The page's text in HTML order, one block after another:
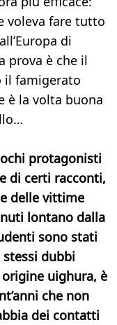
voleva fare tutto
di
prova è che il
il famigerato
è la volta buona
protagonisti
di certi racconti,
delle vittime
lontano dalla
sono stati
dubbi
uighura, è
che non
dei contatti